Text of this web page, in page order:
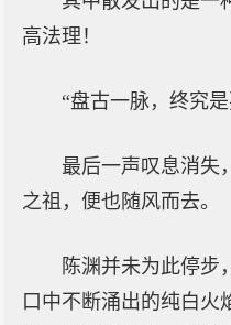
高法理！
“盘古一脉，终究
最后一声叹息消失
之祖，便也随风而去。
陈渊并未为此停步
口中不断涌出的纯白火